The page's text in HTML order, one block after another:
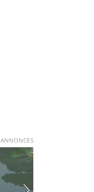
ANNONCES